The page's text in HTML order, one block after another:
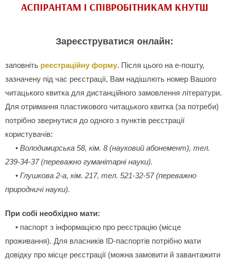
АСПІРАНТАМ І СПІВРОБІТНИКАМ КНУТШ
Зареєструватися онлайн:
заповніть реєстраційну форму. Після цього на е-пошту,
зазначену під час реєстрації, Вам надішлють номер Вашого
читацького квитка для дистанційного замовлення літератури.
Для отримання пластикового читацького квитка (за потреби)
потрібно звернутися до одного з пунктів реєстрації
користувачів:
• Володимирська 58, кім. 8 (науковий абонемент), тел.
239-34-37 (переважно гуманітарні науки).
• Глушкова 2-а, кім. 217, тел. 521-32-57 (переважно
природничі науки).
При собі необхідно мати:
• паспорт з інформацією про реєстрацію (місце
проживання). Для власників ID-паспортів потрібно мати
довідку про місце реєстрації (можна замовити й завантажити